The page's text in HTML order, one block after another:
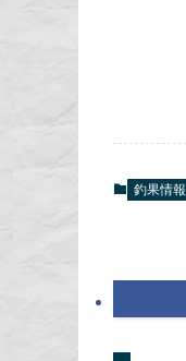
釣果情報